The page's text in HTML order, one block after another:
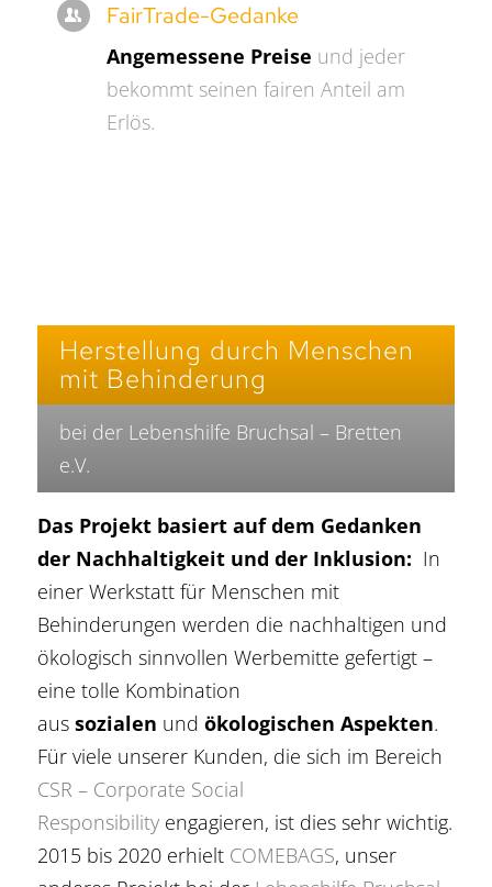
FairTrade-Gedanke
Angemessene Preise und jeder
bekommt seinen fairen Anteil am
Erlös.
Herstellung durch Menschen
mit Behinderung
bei der Lebenshilfe Bruchsal – Bretten
e.V.
Das Projekt basiert auf dem Gedanken
der Nachhaltigkeit und der Inklusion: In
einer Werkstatt für Menschen mit
Behinderungen werden die nachhaltigen und
ökologisch sinnvollen Werbemitte gefertigt –
eine tolle Kombination
aus sozialen und ökologischen Aspekten.
Für viele unserer Kunden, die sich im Bereich
CSR – Corporate Social
Responsibilityengagieren, ist dies sehr wichtig.
2015 bis 2020 erhielt COMEBAGS, unser